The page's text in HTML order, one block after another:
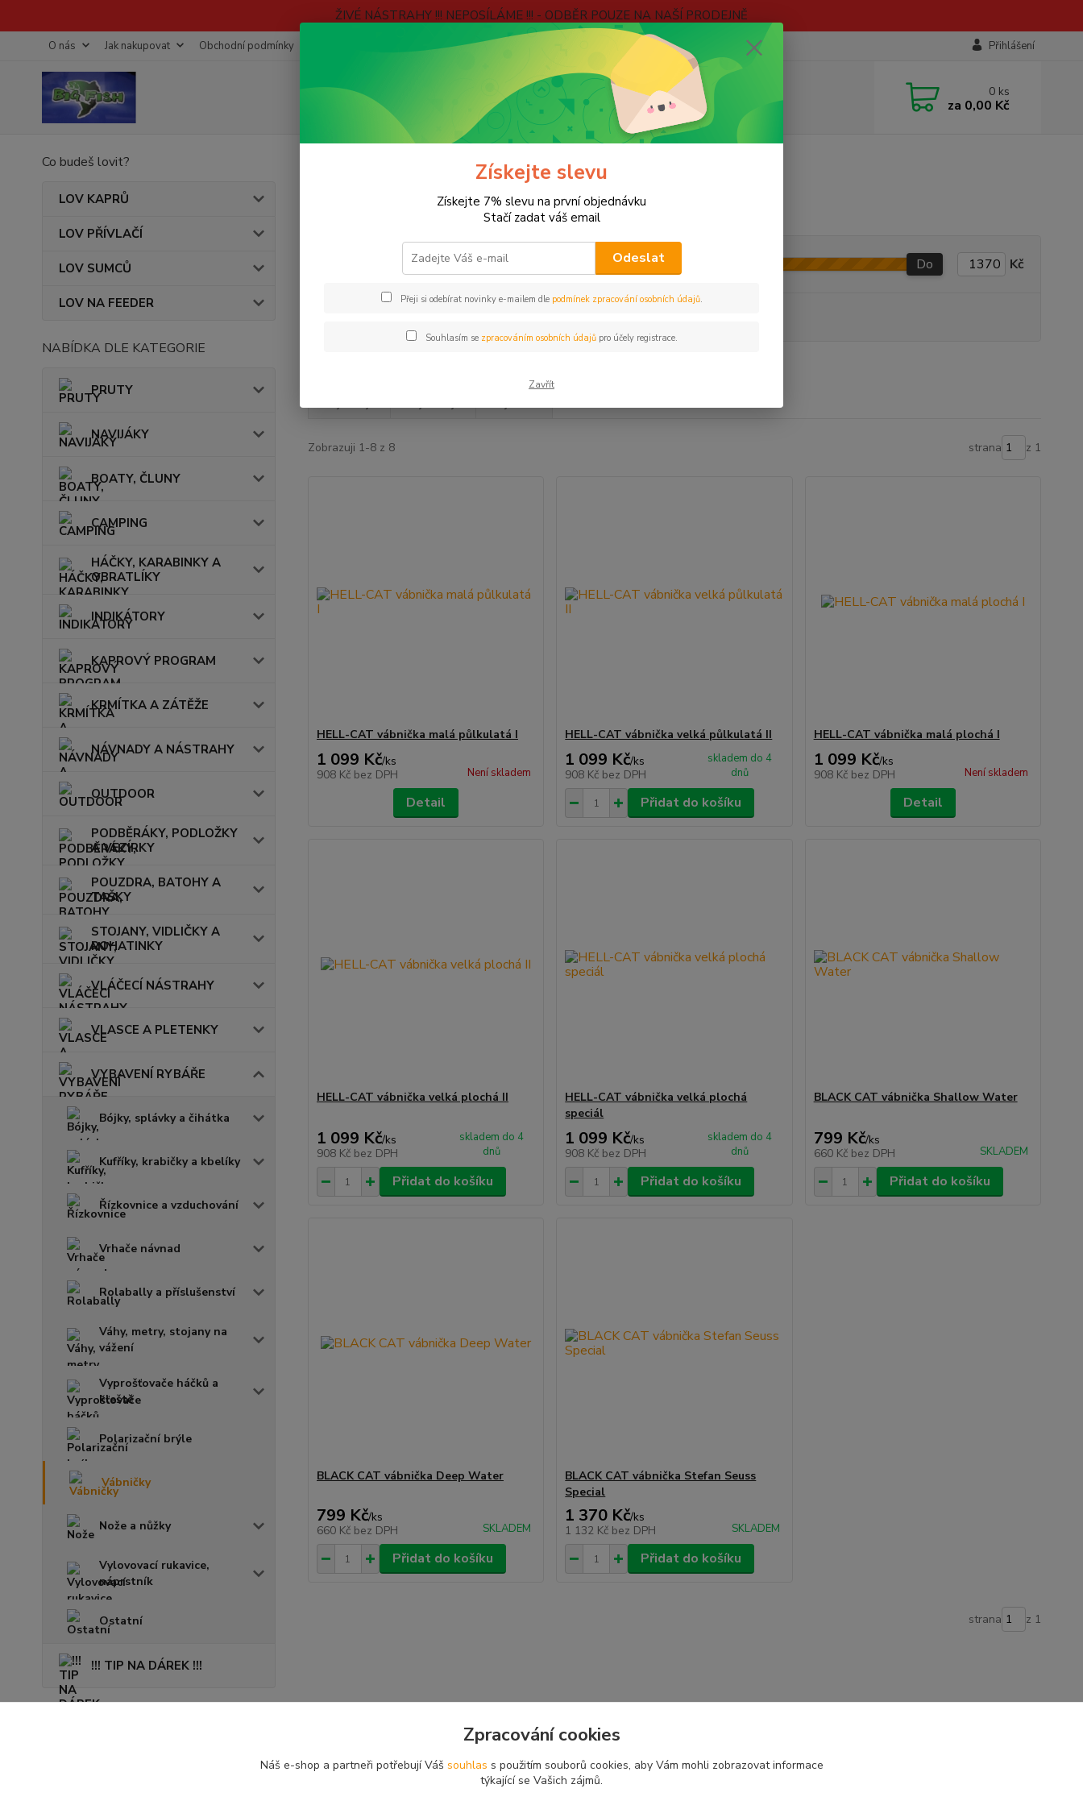
ŽIVÉ NÁSTRAHY !!! NEPOSÍLÁME !!! - ODBĚR POUZE NA NAŠÍ PRODEJNĚ
O nás Jak nakupovat Obchodní podmínky Jak ověřujeme hodnocení? Věrnostní program Přihlášení
Hledat 0 ks
za 0,00 Kč
Co budeš lovit?
LOV KAPRŮ
LOV PŘÍVLAČÍ
LOV SUMCŮ
LOV NA FEEDER
NABÍDKA DLE KATEGORIE
PRUTY
NAVIJÁKY
BOATY, ČLUNY
CAMPING
HÁČKY, KARABINKY A
OBRATLÍKY
INDIKÁTORY
KAPROVÝ PROGRAM
KRMÍTKA A ZÁTĚŽE
NÁVNADY A NÁSTRAHY
OUTDOOR
PODBĚRÁKY, PODLOŽKY
A VEZÍRKY
POUZDRA, BATOHY A
TAŠKY
STOJANY, VIDLIČKY A
ROHATINKY
VLÁČECÍ NÁSTRAHY
VLASCE A PLETENKY
VYBAVENÍ RYBÁŘE
Bójky, splávky a čihátka
Kufříky, krabičky a kbelíky
Řízkovnice a vzduchování
Vrhače návnad
Rolabally a příslušenství
Váhy, metry, stojany na
vážení
Vyprošťovače háčků a
kleště
Polarizační brýle
Vábničky
Nože a nůžky
Vylovovací rukavice,
náprstník
Ostatní
!!! TIP NA DÁREK !!!
Vábničky
Kč Od Do Kč
Zobrazuji 1-8 z 8 strana z 1
HELL-CAT vábnička malá půlkulatá I
1 099 Kč/ks
908 Kč bez DPH Není skladem
Detail
HELL-CAT vábnička velká půlkulatá II
1 099 Kč/ks
908 Kč bez DPH
skladem do 4
dnů
Přidat do košíku
HELL-CAT vábnička malá plochá I
1 099 Kč/ks
908 Kč bez DPH Není skladem
Detail
HELL-CAT vábnička velká plochá II
1 099 Kč/ks
908 Kč bez DPH
skladem do 4
dnů
Přidat do košíku
HELL-CAT vábnička velká plochá
speciál
1 099 Kč/ks
908 Kč bez DPH
skladem do 4
dnů
Přidat do košíku
BLACK CAT vábnička Shallow Water
799 Kč/ks
660 Kč bez DPH SKLADEM
Přidat do košíku
BLACK CAT vábnička Deep Water
799 Kč/ks
660 Kč bez DPH SKLADEM
Přidat do košíku
BLACK CAT vábnička Stefan Seuss
Special
1 370 Kč/ks
1 132 Kč bez DPH SKLADEM
Přidat do košíku
strana z 1
Získejte slevu
Získejte 7% slevu na první objednávku
Stačí zadat váš email
Odeslat
Přeji si odebírat novinky e-mailem dle podmínek zpracování osobních údajů.
Souhlasím se zpracováním osobních údajůpro účely registrace.
Zavřít
Zpracování cookies
Náš e-shop a partneři potřebují Váš souhlas s použitím souborů cookies, aby Vám mohli zobrazovat informace
týkající se Vašich zájmů.